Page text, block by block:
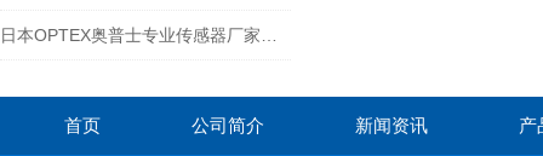
首页 公司简介 新闻资讯 产